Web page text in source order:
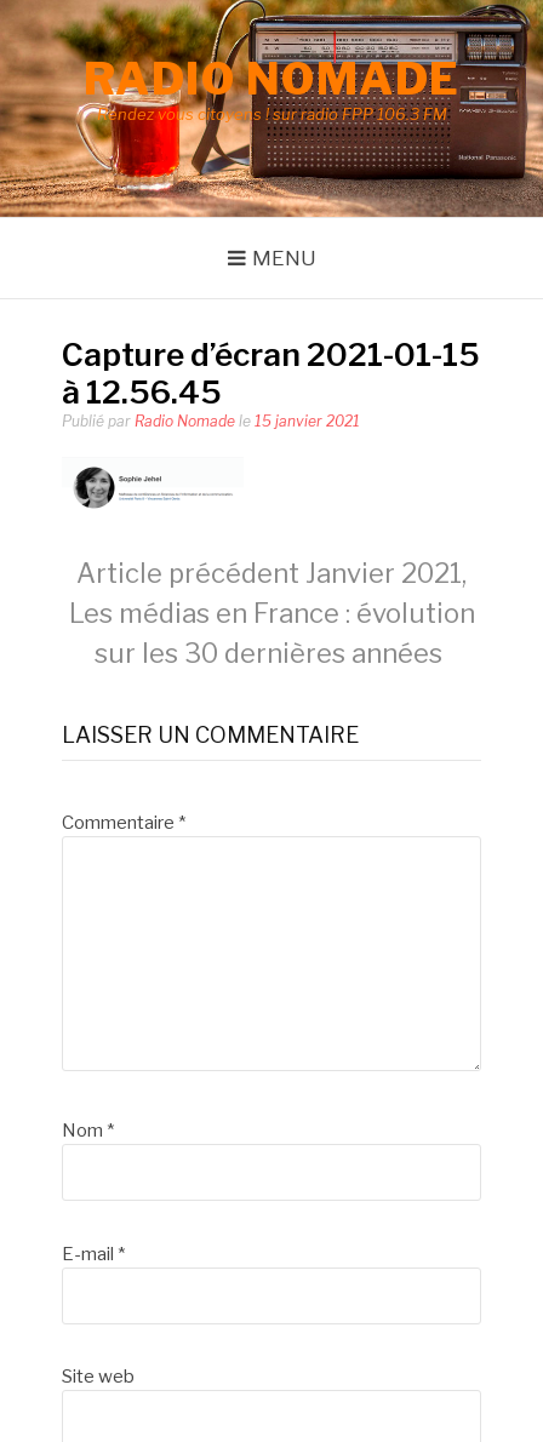
Aller
au
contenu
RADIO NOMADE
Rendez vous citoyens ! sur radio FPP 106.3 FM
MENU
Capture d’écran 2021-01-15
à 12.56.45
Publié par Radio Nomadele 15 janvier 2021
Lire
la
suite
Article précédent Janvier 2021,
Les médias en France : évolution
sur les 30 dernières années
LAISSER UN COMMENTAIRE
Commentaire *
Nom *
E-mail *
Site web